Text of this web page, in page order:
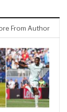
From Author